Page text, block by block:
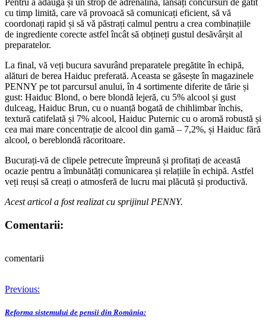
cu timp limită, care vă provoacă să comunicați eficient, să vă
coordonați rapid și să vă păstrați calmul pentru a crea combinațiile
de ingrediente corecte astfel încât să obțineți gustul desăvârșit al
preparatelor.
La final, vă veți bucura savurând preparatele pregătite în echipă,
alături de berea Haiduc preferată. Aceasta se găsește în magazinele
PENNY pe tot parcursul anului, în 4 sortimente diferite de tărie și
gust: Haiduc Blond, o bere blondă lejeră, cu 5% alcool și gust
dulceag, Haiduc Brun, cu o nuanță bogată de chihlimbar închis,
textură catifelată și 7% alcool, Haiduc Puternic cu o aromă robustă și
cea mai mare concentrație de alcool din gamă – 7,2%, și Haiduc fără
alcool, o bereblondă răcoritoare.
Bucurați-vă de clipele petrecute împreună și profitați de această
ocazie pentru a îmbunătăți comunicarea și relațiile în echipă. Astfel
veți reuși să creați o atmosferă de lucru mai plăcută și productivă.
Acest articol a fost realizat cu sprijinul PENNY.
Comentarii:
comentarii
Post
navigation
Previous:
Reforma sistemului de pensii din România: